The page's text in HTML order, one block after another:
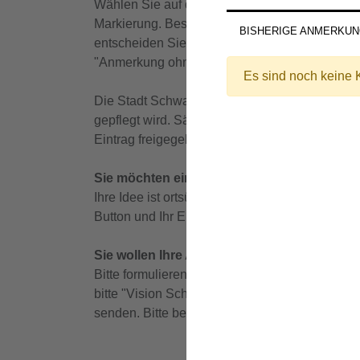
Wählen Sie auf der Mitmachkarte mit der
Markierung. Bestätigen Sie rechts, wenn Ihre
entscheiden Sie sich für "Lob" oder "Kritik".
"Anmerkung ohne Ort" und vermerken Ihr Lob
Die Stadt Schwabach und die CIMA
gepflegt wird. Sämtliche Eingaben werden
Eintrag freigegeben und erscheint als Punkt
Sie möchten einen Vorsc
Ihre Idee ist ortsübergreifend, betrifft viele
Button und Ihr Eintrag wird direkt an uns
Sie wollen Ihre Anregungen in Papierform
Bitte formulieren Sie Ihr Lob/Ihre Kritik in
bitte "Vision Schwabach 2040" auf oder im
senden. Bitte beachten Sie, dass wir lange
BISHERIGE
Es sind noch keine